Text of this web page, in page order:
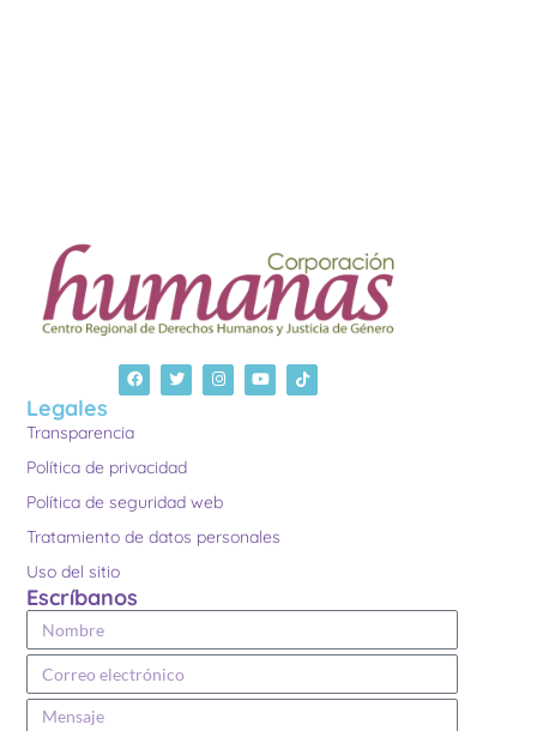
Legales
Transparencia
Política de privacidad
Política de seguridad web
Tratamiento de datos personales
Uso del sitio
Escríbanos